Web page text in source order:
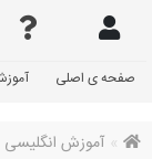
صفحه ی اصلی
آموزش انگلیسی